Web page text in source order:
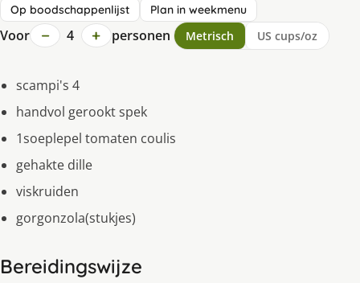
Op boodschappenlijst Plan in weekmenu
Voor − 4 + personen Metrisch US cups/oz
scampi's 4
handvol gerookt spek
1soeplepel tomaten coulis
gehakte dille
viskruiden
gorgonzola(stukjes)
Bereidingswijze